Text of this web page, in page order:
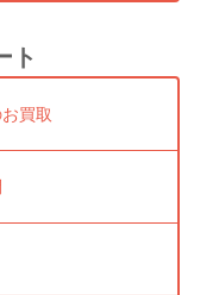
ト
買取